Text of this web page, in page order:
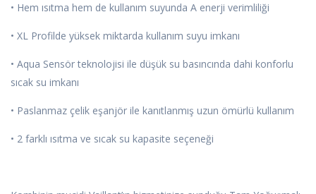
• Hem ısıtma hem de kullanım suyunda A enerji verimliliği
• XL Profilde yüksek miktarda kullanım suyu imkanı
• Aqua Sensör teknolojisi ile düşük su basıncında dahi konforlu
sıcak su imkanı
• Paslanmaz çelik eşanjör ile kanıtlanmış uzun ömürlü kullanım
• 2 farklı ısıtma ve sıcak su kapasite seçeneği